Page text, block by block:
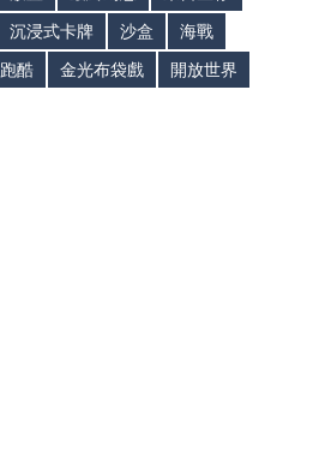
沉浸式卡牌 沙盒
海戰
跑酷 金光布袋戲
開放世界